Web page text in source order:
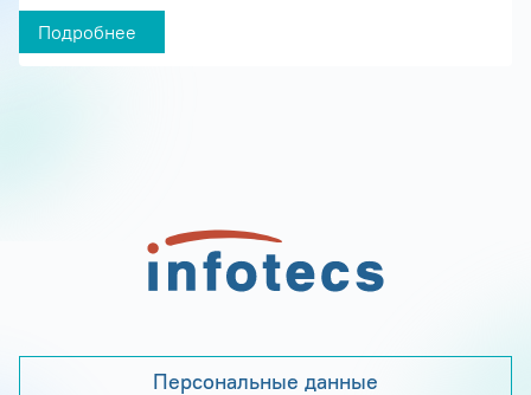
Подробнее
Персональные данные